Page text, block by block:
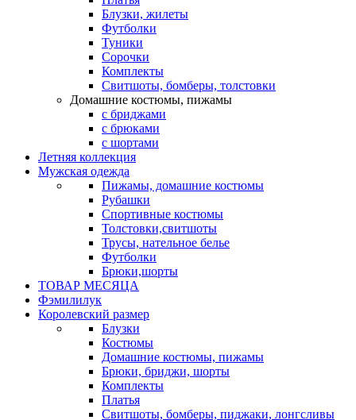
Блузки, жилеты
Футболки
Туники
Сорочки
Комплекты
Свитшоты, бомберы, толстовки
Домашние костюмы, пижамы
с бриджами
с брюками
с шортами
Летняя коллекция
Мужская одежда
Пижамы, домашние костюмы
Рубашки
Спортивные костюмы
Толстовки,свитшоты
Трусы, нательное белье
Футболки
Брюки,шорты
ТОВАР МЕСЯЦА
Фэмилилук
Королевский размер
Блузки
Костюмы
Домашние костюмы, пижамы
Брюки, бриджи, шорты
Комплекты
Платья
Свитшоты, бомберы, пиджаки, лонгсливы